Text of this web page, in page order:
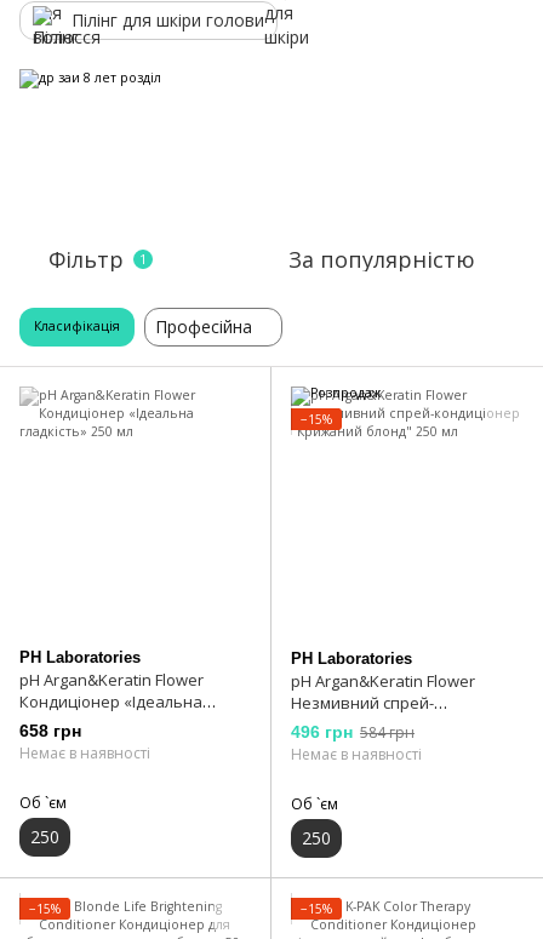
Пілінг для шкіри голови
Фільтр 1 За популярністю
Класифікація Професійна
PH Laboratories
pH Argan&Keratin Flower
Кондиціонер «Ідеальна
гладкість» 250 мл
658 грн
Немає в наявності
Об `єм
250
−15%
PH Laboratories
pH Argan&Keratin Flower
Незмивний спрей-
кондиціонер "Крижаний
блонд" 250 мл
496 грн 584 грн
Немає в наявності
Об `єм
250
−15% −15%